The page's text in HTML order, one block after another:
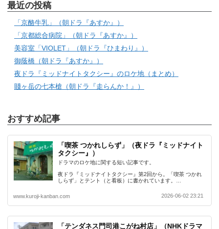
最近の投稿
「京酪牛乳」（朝ドラ『あすか』）
「京都総合病院」（朝ドラ『あすか』）
美容室「VIOLET」（朝ドラ『ひまわり』）
御蔭橋（朝ドラ『あすか』）
夜ドラ『ミッドナイトタクシー』のロケ地（まとめ）
賤ヶ岳の七本槍（朝ドラ『走らんか！』）
おすすめ記事
「喫茶 つかれしらず」（夜ドラ『ミッドナイト
タクシー』）
ドラマのロケ地に関する短い記事です。
夜ドラ『ミッドナイトタクシー』第2回から。「喫茶 つかれ
しらず」とテント（と看板）に書かれています。…
www.kuroji-kanban.com 2026-06-02 23:21
「テンダネス門司港こがね村店」（NHKドラマ